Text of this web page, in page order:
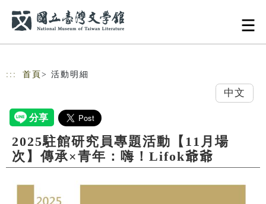
::: 首頁 > 活動明細
中文
2025駐館研究員專題活動【11月場
次】傳承×青年：嗨！Lifok爺爺